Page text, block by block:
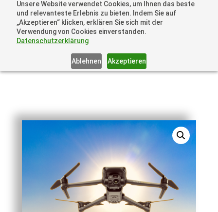
Unsere Website verwendet Cookies, um Ihnen das beste
und relevanteste Erlebnis zu bieten. Indem Sie auf
„Akzeptieren“ klicken, erklären Sie sich mit der
Verwendung von Cookies einverstanden.
Datenschutzerklärung
Ablehnen Akzeptieren
+41 44505 6667 oder +49 157 3598 0006
info@dronelions.academy